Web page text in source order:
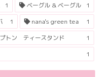
1 ベーグル & ベーグル
1
1 nana's green tea
1
トン ティースタンド
1
1